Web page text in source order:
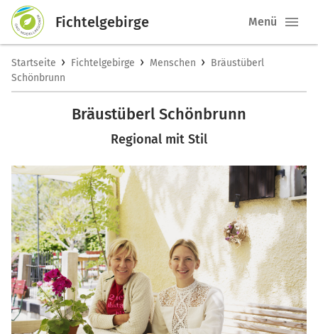
Fichtelgebirge Menü
Startseite › Fichtelgebirge › Menschen › Bräustüberl
Schönbrunn
Bräustüberl Schönbrunn
Regional mit Stil